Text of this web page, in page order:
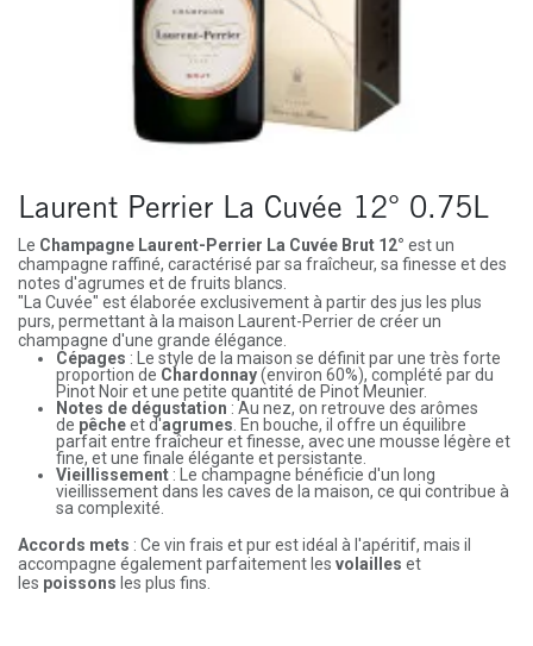
Laurent Perrier La Cuvée 12° 0.75L
Le Champagne Laurent-Perrier La Cuvée Brut 12° est un
champagne raffiné, caractérisé par sa fraîcheur, sa finesse et des
notes d'agrumes et de fruits blancs.
"La Cuvée" est élaborée exclusivement à partir des jus les plus
purs, permettant à la maison Laurent-Perrier de créer un
champagne d'une grande élégance.
Cépages : Le style de la maison se définit par une très forte
proportion de Chardonnay(environ 60%), complété par du
Pinot Noir et une petite quantité de Pinot Meunier.
Notes de dégustation : Au nez, on retrouve des arômes
de pêcheet d'agrumes . En bouche, il offre un équilibre
parfait entre fraîcheur et finesse, avec une mousse légère et
fine, et une finale élégante et persistante.
Vieillissement : Le champagne bénéficie d'un long
vieillissement dans les caves de la maison, ce qui contribue à
sa complexité.
Accords mets : Ce vin frais et pur est idéal à l'apéritif, mais il
accompagne également parfaitement les volailles et
les poissons les plus fins.